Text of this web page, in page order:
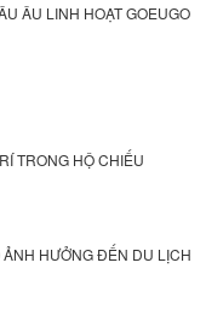
ÂU LINH HOẠT GOEUGO
TRONG HỘ CHIẾU
HƯỞNG ĐẾN DU LỊCH